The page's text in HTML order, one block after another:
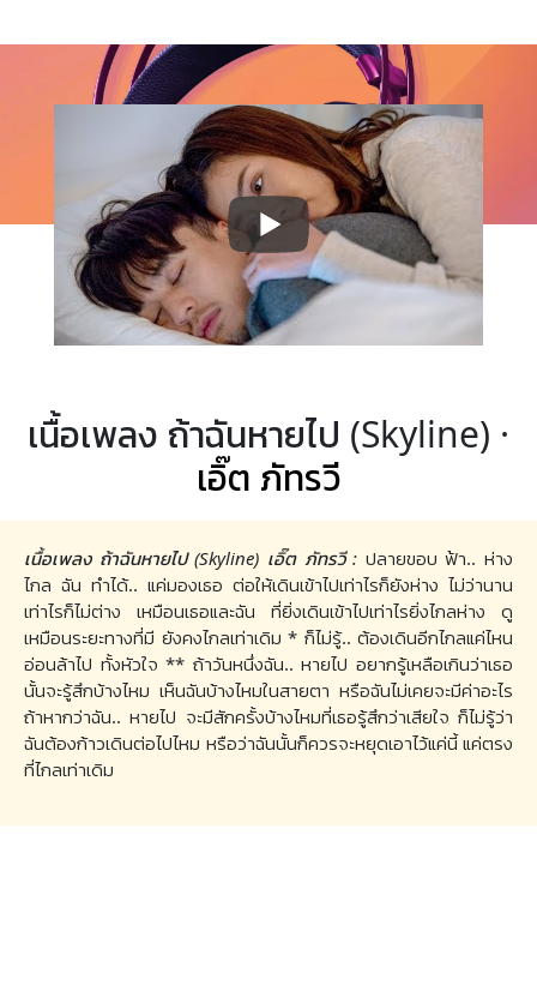
เนื้อเพลง ถ้าฉันหายไป (Skyline) ·
เอิ๊ต ภัทรวี
เนื้อเพลง ถ้าฉันหายไป (Skyline) เอิ๊ต ภัทรวี : ปลายขอบ ฟ้า.. ห่าง
ไกล ฉัน ทำได้.. แค่มองเธอ ต่อให้เดินเข้าไปเท่าไรก็ยังห่าง ไม่ว่านาน
เท่าไรก็ไม่ต่าง เหมือนเธอและฉัน ที่ยิ่งเดินเข้าไปเท่าไรยิ่งไกลห่าง ดู
เหมือนระยะทางที่มี ยังคงไกลเท่าเดิม * ก็ไม่รู้.. ต้องเดินอีกไกลแค่ไหน
อ่อนล้าไป ทั้งหัวใจ ** ถ้าวันหนึ่งฉัน.. หายไป อยากรู้เหลือเกินว่าเธอ
นั้นจะรู้สึกบ้างไหม เห็นฉันบ้างไหมในสายตา หรือฉันไม่เคยจะมีค่าอะไร
ถ้าหากว่าฉัน.. หายไป จะมีสักครั้งบ้างไหมที่เธอรู้สึกว่าเสียใจ ก็ไม่รู้ว่า
ฉันต้องก้าวเดินต่อไปไหม หรือว่าฉันนั้นก็ควรจะหยุดเอาไว้แค่นี้ แค่ตรง
ที่ไกลเท่าเดิม